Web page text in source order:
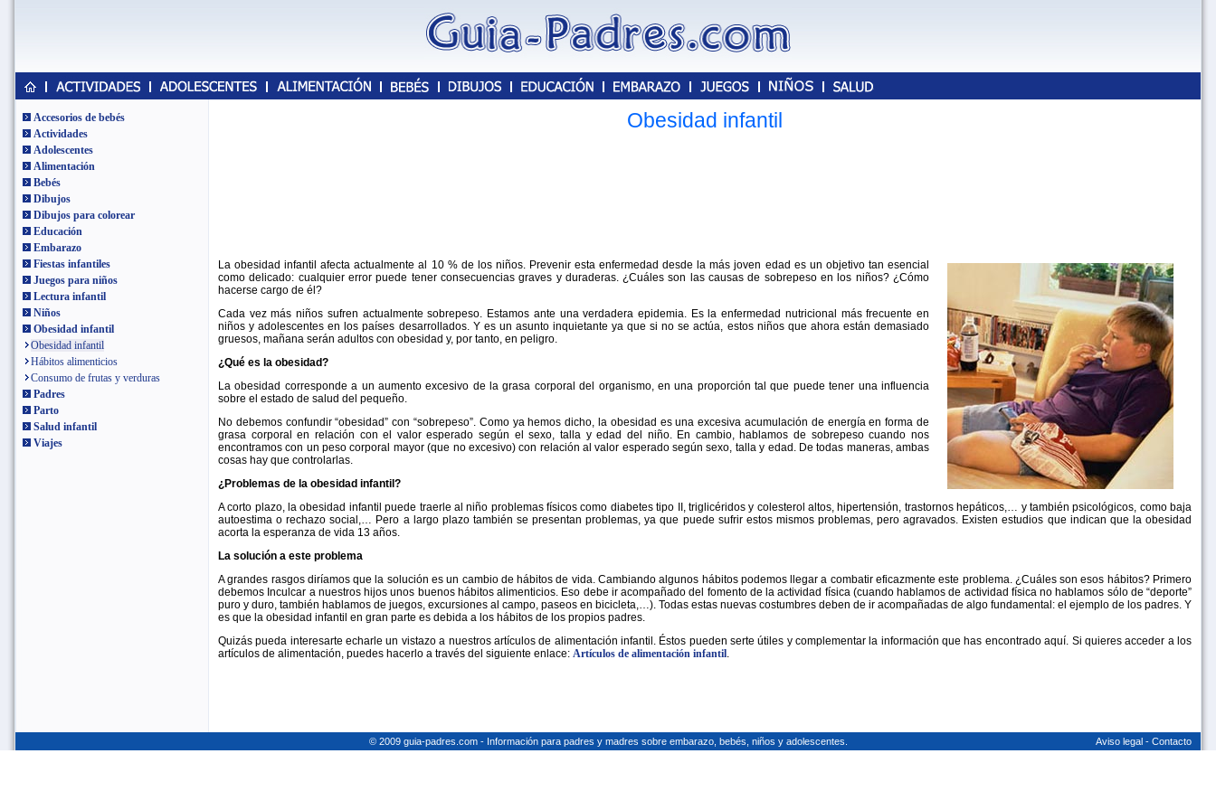
Accesorios de bebés
Actividades
Adolescentes
Alimentación
Bebés
Dibujos
Dibujos para colorear
Educación
Embarazo
Fiestas infantiles
Juegos para niños
Lectura infantil
Niños
Obesidad infantil
Obesidad infantil
Hábitos alimenticios
Consumo de frutas y verduras
Padres
Parto
Salud infantil
Viajes
Obesidad infantil
La obesidad infantil afecta actualmente al 10 % de los niños. Prevenir esta enfermedad desde la más joven edad es un objetivo tan esencial
como delicado: cualquier error puede tener consecuencias graves y duraderas. ¿Cuáles son las causas de sobrepeso en los niños? ¿Cómo
hacerse cargo de él?
Cada vez más niños sufren actualmente sobrepeso. Estamos ante una verdadera epidemia. Es la enfermedad nutricional más frecuente en
niños y adolescentes en los países desarrollados. Y es un asunto inquietante ya que si no se actúa, estos niños que ahora están demasiado
gruesos, mañana serán adultos con obesidad y, por tanto, en peligro.
¿Qué es la obesidad?
La obesidad corresponde a un aumento excesivo de la grasa corporal del organismo, en una proporción tal que puede tener una influencia
sobre el estado de salud del pequeño.
No debemos confundir “obesidad” con “sobrepeso”. Como ya hemos dicho, la obesidad es una excesiva acumulación de energía en forma de
grasa corporal en relación con el valor esperado según el sexo, talla y edad del niño. En cambio, hablamos de sobrepeso cuando nos
encontramos con un peso corporal mayor (que no excesivo) con relación al valor esperado según sexo, talla y edad. De todas maneras, ambas
cosas hay que controlarlas.
¿Problemas de la obesidad infantil?
A corto plazo, la obesidad infantil puede traerle al niño problemas físicos como diabetes tipo II, triglicéridos y colesterol altos, hipertensión, trastornos hepáticos,… y también psicológicos, como baja
autoestima o rechazo social,… Pero a largo plazo también se presentan problemas, ya que puede sufrir estos mismos problemas, pero agravados. Existen estudios que indican que la obesidad
acorta la esperanza de vida 13 años.
La solución a este problema
A grandes rasgos diríamos que la solución es un cambio de hábitos de vida. Cambiando algunos hábitos podemos llegar a combatir eficazmente este problema. ¿Cuáles son esos hábitos? Primero
debemos Inculcar a nuestros hijos unos buenos hábitos alimenticios. Eso debe ir acompañado del fomento de la actividad física (cuando hablamos de actividad física no hablamos sólo de “deporte”
puro y duro, también hablamos de juegos, excursiones al campo, paseos en bicicleta,…). Todas estas nuevas costumbres deben de ir acompañadas de algo fundamental: el ejemplo de los padres. Y
es que la obesidad infantil en gran parte es debida a los hábitos de los propios padres.
Quizás pueda interesarte echarle un vistazo a nuestros artículos de alimentación infantil. Éstos pueden serte útiles y complementar la información que has encontrado aquí. Si quieres acceder a los
artículos de alimentación, puedes hacerlo a través del siguiente enlace: Artículos de alimentación infantil
© 2009 guia-padres.com - Información para padres y madres sobre embarazo, bebés, niños y adolescentes. Aviso legal - Contacto